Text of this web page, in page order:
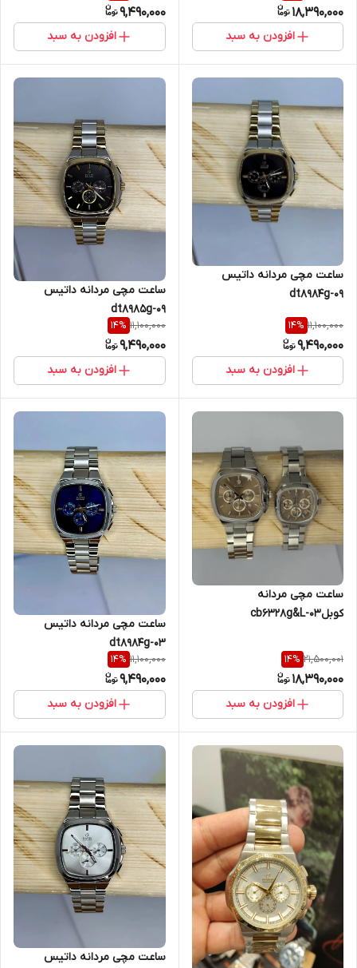
18,390,000
افزودن به سبد
9,490,000
افزودن به سبد
ساعت مچی مردانه داتیس
dt8984g-09
11,100,000
14%
9,490,000
افزودن به سبد
ساعت مچی مردانه داتیس
dt8985g-09
11,100,000
14%
9,490,000
افزودن به سبد
ساعت مچی مردانه
کوبلcb6328g&L-03
21,500,001
14%
18,390,000
افزودن به سبد
ساعت مچی مردانه داتیس
dt8984g-03
11,100,000
14%
9,490,000
افزودن به سبد
ساعت مچی مردانه داتیس